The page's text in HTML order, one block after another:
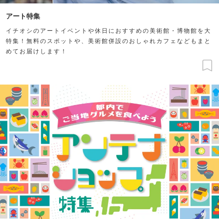
アート特集
イチオシのアートイベントや休日におすすめの美術館・博物館を大
特集！無料のスポットや、美術館併設のおしゃれカフェなどもまと
めてお届けします！